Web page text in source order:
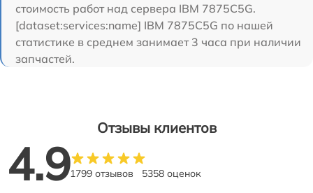
стоимость работ над сервера IBM 7875C5G.
[dataset:services:name] IBM 7875C5G по нашей
статистике в среднем занимает 3 часа при наличии
запчастей.
Отзывы клиентов
4.91799 отзывов 5358 оценок